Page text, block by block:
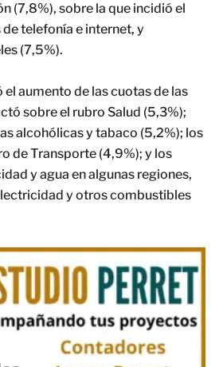
(7,8%), sobre la que incidió el
telefonía e internet, y
(7,5%).
aumento de las cuotas de las
sobre el rubro Salud (5,3%);
alcohólicas y tabaco (5,2%); los
de Transporte (4,9%); y los
y agua en algunas regiones,
y otros combustibles